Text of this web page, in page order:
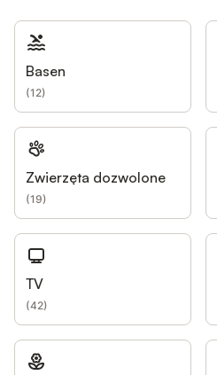
Basen
(12)
Zwierzęta dozwolone
(19)
TV
(42)